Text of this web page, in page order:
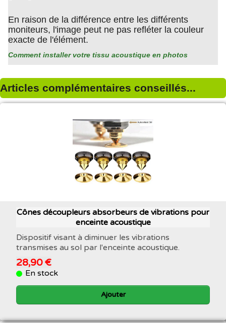
En raison de la différence entre les différents
moniteurs, l'image peut ne pas refléter la couleur
exacte de l'élément.
Comment installer votre tissu acoustique en photos
Articles complémentaires conseillés...
Cônes découpleurs absorbeurs de vibrations pour
enceinte acoustique
Dispositif visant à diminuer les vibrations
transmises au sol par l'enceinte acoustique.
28,90 €
En stock
Ajouter